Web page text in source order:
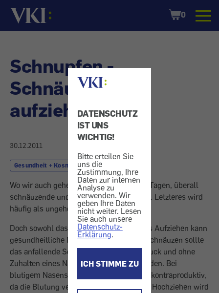
DATENSCHUTZ
IST UNS
WICHTIG!
Bitte erteilen Sie
uns die
Zustimmung, Ihre
Daten zur internen
Analyse zu
verwenden. Wir
geben Ihre Daten
nicht weiter. Lesen
Sie auch unsere
Datenschutz-
Erklärung.
ICH STIMME ZU
Startseite
Shopping
Cart
0
Schnupfen -
Schnäuzen oder
aufziehen
30.12.2011
Gesundheit + Kosmetik Medikament
Wo wir auch gehen und stehen in diesen Tagen, überall
schnäuzende und schniefende Menschen. Letzteres wird
häufig als ungehörig empfunden.
Doch sowohl das Schnäuzen als auch das Aufziehen kann
gesundheitliche Nachteile haben. Beim Schnäuzen sollte
das anfallende Sekret unter geringem Druck und ohne
Zuhalten eines Nasenloches entfernt werden. Bei
blutigem Nasensekret ist das Schnäuzen kontraproduktiv,
da die Blutung verstärkt wird. Auch beim Hochziehen wird